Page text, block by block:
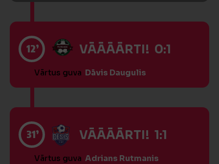
12’ VĀĀĀĀRTI! 0:1
Vārtus guva Dāvis Daugulis
31’ VĀĀĀĀRTI! 1:1
Vārtus guva Adrians Rutmanis